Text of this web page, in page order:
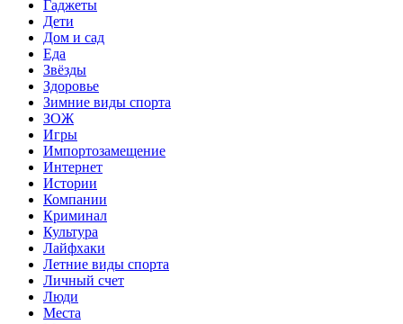
Гаджеты
Дети
Дом и сад
Еда
Звёзды
Здоровье
Зимние виды спорта
ЗОЖ
Игры
Импортозамещение
Интернет
Истории
Компании
Криминал
Культура
Лайфхаки
Летние виды спорта
Личный счет
Люди
Места